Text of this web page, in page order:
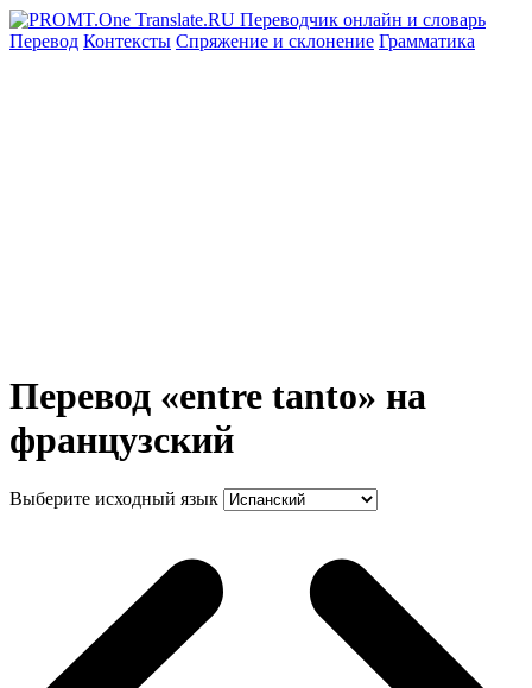
Перевод Контексты Спряжение и склонение Грамматика
Перевод «entre tanto» на
французский
Выберите исходный язык